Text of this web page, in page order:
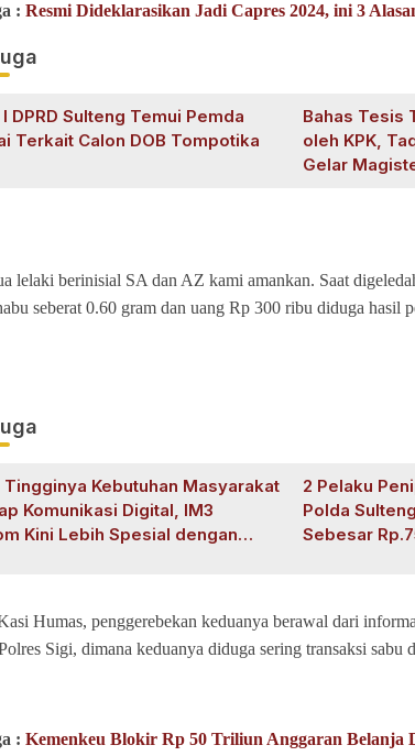
: Resmi Dideklarasikan Jadi Capres 2024, ini 3
DPRD Sulteng Temui Pemda
Terkait Calon DOB Tompotika
Bahas Tesis
oleh KPK,
Gelar
lelaki berinisial SA dan AZ kami amankan. Saat
seberat 0.60 gram dan uang Rp 300 ribu diduga hasil
Tingginya Kebutuhan Masyarakat
Komunikasi Digital, IM3
Kini Lebih Spesial dengan
2 Pelaku
Polda
Sebesar
Humas, penggerebekan keduanya berawal dari
Sigi, dimana keduanya diduga sering transaksi sabu
: Kemenkeu Blokir Rp 50 Triliun Anggaran Belanja